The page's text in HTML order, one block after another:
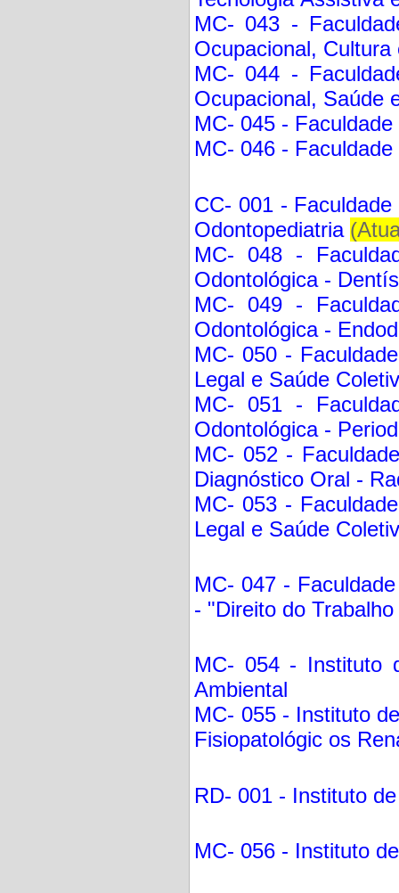
MC- 043 -
Ocupacional,
MC- 044 -
Ocupacional, Saúde
MC- 045 -
MC- 046 -
CC- 001 -
Odontopediatria
MC- 048 -
Odontológica -
MC- 049 -
Odontológica -
MC- 050 -
Legal e Saúde
MC- 051 -
Odontológica -
MC- 052 -
Diagnóstico Oral -
MC- 053 -
Legal e Saúde
MC- 047 -
- "Direito do
MC- 054 - Instituto
Ambiental
MC- 055 - Instituto
Fisiopatológic os
RD- 001 - Instituto
MC- 056 - Instituto